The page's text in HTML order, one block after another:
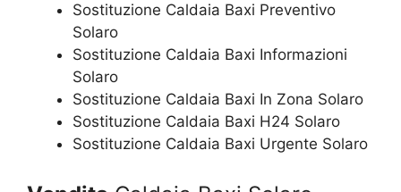
Sostituzione Caldaia Baxi Preventivo
Solaro
Sostituzione Caldaia Baxi Informazioni
Solaro
Sostituzione Caldaia Baxi In Zona Solaro
Sostituzione Caldaia Baxi H24 Solaro
Sostituzione Caldaia Baxi Urgente Solaro